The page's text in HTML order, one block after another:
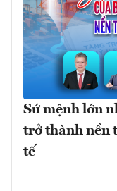
Sứ mệnh lớn
trở thành nền
tế